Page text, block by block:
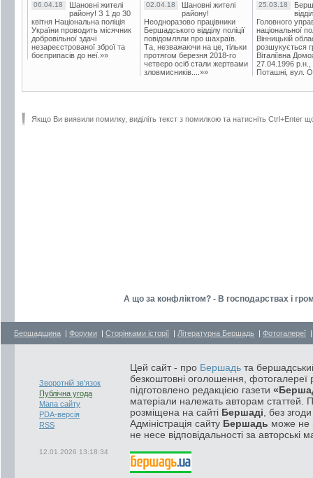
06.04.18
Шановні жителі
району! З 1 до 30
квітня Національна поліція
України проводить місячник
добровільної здачі
незареєстрованої зброї та
боєприпасів до неї.»»
02.04.18
Шановні жителі
району!
Неодноразово працівники
Бершадського відділу поліції
повідомляли про шахраїв.
Та, незважаючи на це, тільки
протягом березня 2018-го
четверо осіб стали жертвами
зловмисників....»»
25.03.18
Головного
національної
Вінницькій
розшукується
Віталіївна
27.04.1996 р.н.,
Поташні, вул.
Якщо Ви виявили помилку, виділіть текст з помилкою та натисніть Ctrl+Enter
А що за конфліктом? - В господарствах і
Бершадщина | Форуми | Сторінками історії | Літературна Бершадь | Фотогалереї
Зворотній зв'язок
Публічна угода
Мапа сайту
PDA-версія
RSS
12.01.2026 13:18:34
Цей сайт - про Бершадь та
безкоштовні оголошення, фотогалереї
підготовлено редакцією газети
матеріали належать авторам статтей.
розміщена на сайті Бершаді , без
Адміністрація сайту Бершадь може не
не несе відповідальності за авторські